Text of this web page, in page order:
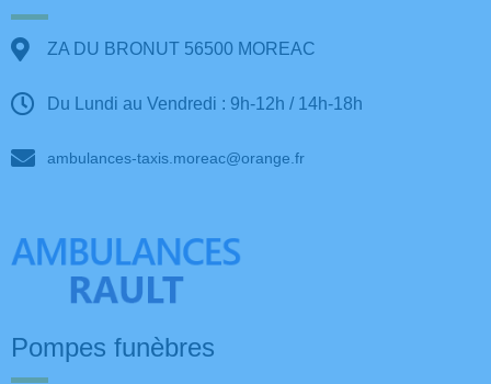
ZA DU BRONUT 56500 MOREAC
Du Lundi au Vendredi : 9h-12h / 14h-18h
ambulances-taxis.moreac@orange.fr
Pompes funèbres